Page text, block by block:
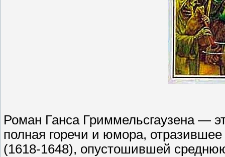
Роман Ганса Гриммельсгаузена —
полная горечи и юмора,
(1618-1648), опустошившей